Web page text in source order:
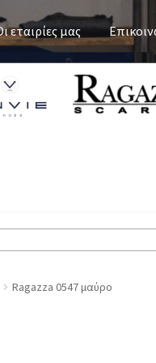
εταιρίες μας
Ragazza 0547 μαύρο